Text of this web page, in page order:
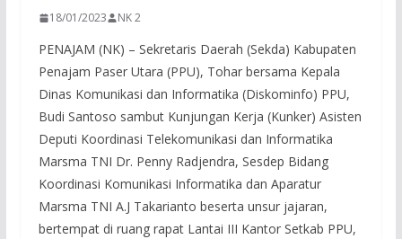
18/01/2023 NK 2
PENAJAM (NK) – Sekretaris Daerah (Sekda) Kabupaten
Penajam Paser Utara (PPU), Tohar bersama Kepala
Dinas Komunikasi dan Informatika (Diskominfo) PPU,
Budi Santoso sambut Kunjungan Kerja (Kunker) Asisten
Deputi Koordinasi Telekomunikasi dan Informatika
Marsma TNI Dr. Penny Radjendra, Sesdep Bidang
Koordinasi Komunikasi Informatika dan Aparatur
Marsma TNI A.J Takarianto beserta unsur jajaran,
bertempat di ruang rapat Lantai III Kantor Setkab PPU,